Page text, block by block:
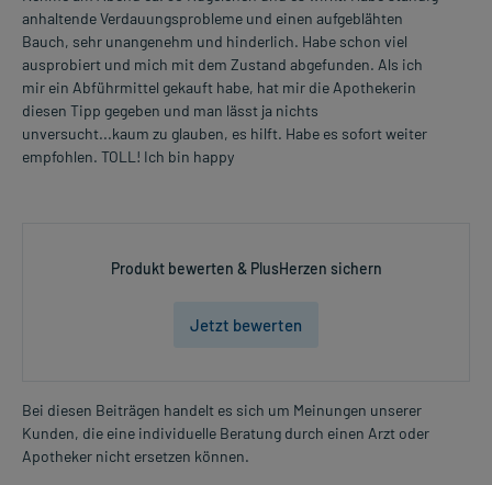
anhaltende Verdauungsprobleme und einen aufgeblähten
Bauch, sehr unangenehm und hinderlich. Habe schon viel
ausprobiert und mich mit dem Zustand abgefunden. Als ich
mir ein Abführmittel gekauft habe, hat mir die Apothekerin
diesen Tipp gegeben und man lässt ja nichts
unversucht...kaum zu glauben, es hilft. Habe es sofort weiter
empfohlen. TOLL! Ich bin happy
Produkt bewerten & PlusHerzen sichern
Jetzt bewerten
Bei diesen Beiträgen handelt es sich um Meinungen unserer
Kunden, die eine individuelle Beratung durch einen Arzt oder
Apotheker nicht ersetzen können.